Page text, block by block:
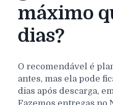
máximo
dias?
O recomendável é
antes, mas ela pode
dias após descarga,
Fazemos entregas no